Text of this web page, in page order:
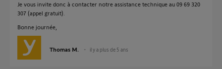
Je vous invite donc à contacter notre assistance technique au 09 69 320
307 (appel gratuit).
Bonne journée,
Thomas M. il y a plus de 5 ans